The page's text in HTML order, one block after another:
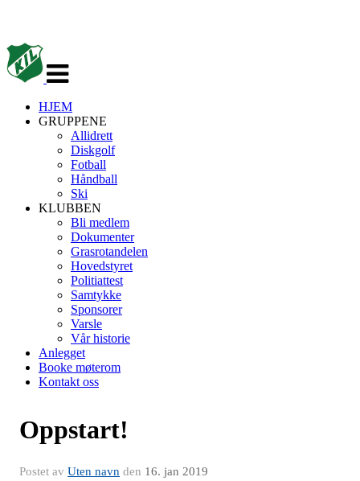
navigasjon
HJEM
GRUPPENE
Allidrett
Diskgolf
Fotball
Håndball
Ski
KLUBBEN
Bli medlem
Dokumenter
Grasrotandelen
Hovedstyret
Politiattest
Samtykke
Sponsorer
Varsle
Vår historie
Anlegget
Booke møterom
Kontakt oss
Oppstart!
Postet av Uten navn den 16. jan 2019